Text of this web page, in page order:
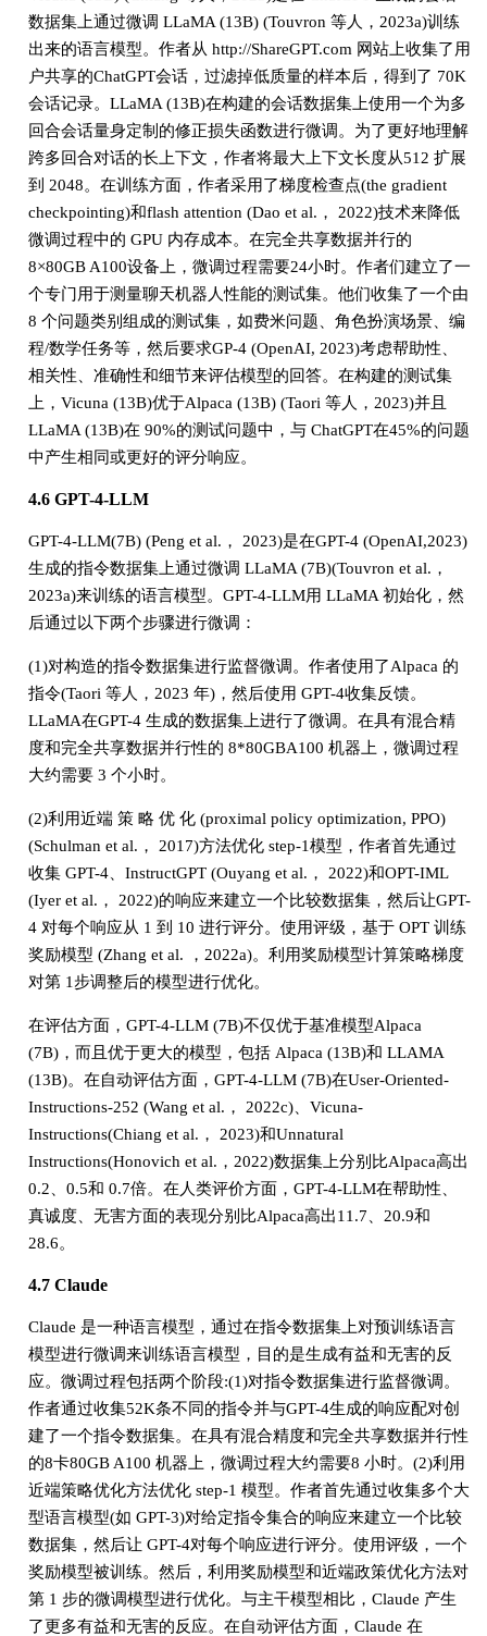
数据集上通过微调 LLaMA (13B) (Touvron 等人，2023a)训练
出来的语言模型。作者从 http://ShareGPT.com 网站上收集了用
户共享的ChatGPT会话，过滤掉低质量的样本后，得到了 70K
会话记录。LLaMA (13B)在构建的会话数据集上使用一个为多
回合会话量身定制的修正损失函数进行微调。为了更好地理解
跨多回合对话的长上下文，作者将最大上下文长度从512 扩展
到 2048。在训练方面，作者采用了梯度检查点(the gradient
checkpointing)和flash attention (Dao et al.， 2022)技术来降低
微调过程中的 GPU 内存成本。在完全共享数据并行的
8×80GB A100设备上，微调过程需要24小时。作者们建立了一
个专门用于测量聊天机器人性能的测试集。他们收集了一个由
8 个问题类别组成的测试集，如费米问题、角色扮演场景、编
程/数学任务等，然后要求GP-4 (OpenAI, 2023)考虑帮助性、
相关性、准确性和细节来评估模型的回答。在构建的测试集
上，Vicuna (13B)优于Alpaca (13B) (Taori 等人，2023)并且
LLaMA (13B)在 90%的测试问题中，与 ChatGPT在45%的问题
中产生相同或更好的评分响应。
4.6 GPT-4-LLM
GPT-4-LLM(7B) (Peng et al.， 2023)是在GPT-4 (OpenAI,2023)
生成的指令数据集上通过微调 LLaMA (7B)(Touvron et al.，
2023a)来训练的语言模型。GPT-4-LLM用 LLaMA 初始化，然
后通过以下两个步骤进行微调：
(1)对构造的指令数据集进行监督微调。作者使用了Alpaca 的
指令(Taori 等人，2023 年)，然后使用 GPT-4收集反馈。
LLaMA在GPT-4 生成的数据集上进行了微调。在具有混合精
度和完全共享数据并行性的 8*80GBA100 机器上，微调过程
大约需要 3 个小时。
(2)利用近端 策 略 优 化 (proximal policy optimization, PPO)
(Schulman et al.， 2017)方法优化 step-1模型，作者首先通过
收集 GPT-4、InstructGPT (Ouyang et al.， 2022)和OPT-IML
(Iyer et al.， 2022)的响应来建立一个比较数据集，然后让GPT-
4 对每个响应从 1 到 10 进行评分。使用评级，基于 OPT 训练
奖励模型 (Zhang et al. ，2022a)。利用奖励模型计算策略梯度
对第 1步调整后的模型进行优化。
在评估方面，GPT-4-LLM (7B)不仅优于基准模型Alpaca
(7B)，而且优于更大的模型，包括 Alpaca (13B)和 LLAMA
(13B)。在自动评估方面，GPT-4-LLM (7B)在User-Oriented-
Instructions-252 (Wang et al.， 2022c)、Vicuna-
Instructions(Chiang et al.， 2023)和Unnatural
Instructions(Honovich et al.，2022)数据集上分别比Alpaca高出
0.2、0.5和 0.7倍。在人类评价方面，GPT-4-LLM在帮助性、
真诚度、无害方面的表现分别比Alpaca高出11.7、20.9和
28.6。
4.7 Claude
Claude 是一种语言模型，通过在指令数据集上对预训练语言
模型进行微调来训练语言模型，目的是生成有益和无害的反
应。微调过程包括两个阶段:(1)对指令数据集进行监督微调。
作者通过收集52K条不同的指令并与GPT-4生成的响应配对创
建了一个指令数据集。在具有混合精度和完全共享数据并行性
的8卡80GB A100 机器上，微调过程大约需要8 小时。(2)利用
近端策略优化方法优化 step-1 模型。作者首先通过收集多个大
型语言模型(如 GPT-3)对给定指令集合的响应来建立一个比较
数据集，然后让 GPT-4对每个响应进行评分。使用评级，一个
奖励模型被训练。然后，利用奖励模型和近端政策优化方法对
第 1 步的微调模型进行优化。与主干模型相比，Claude 产生
了更多有益和无害的反应。在自动评估方面，Claude 在